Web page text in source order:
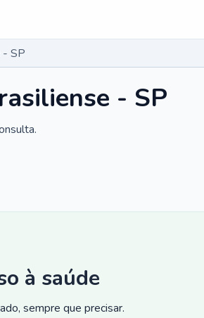
- SP
- SP
à saúde
sempre que precisar.